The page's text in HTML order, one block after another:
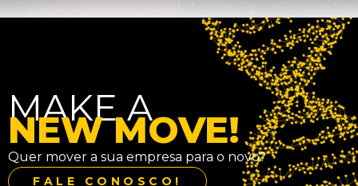
MAKE A
NEW MOVE!
Quer mover a sua empresa para o novo?
FALE CONOSCO!